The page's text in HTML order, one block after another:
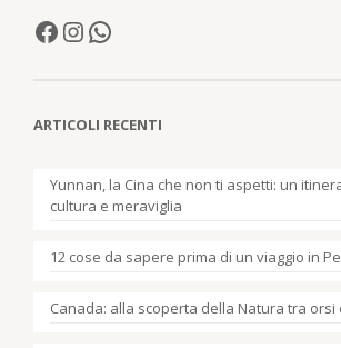
ARTICOLI RECENTI
Yunnan, la Cina che non ti aspetti: un
cultura e meraviglia
12 cose da sapere prima di un viaggio in
Canada: alla scoperta della Natura tra orsi